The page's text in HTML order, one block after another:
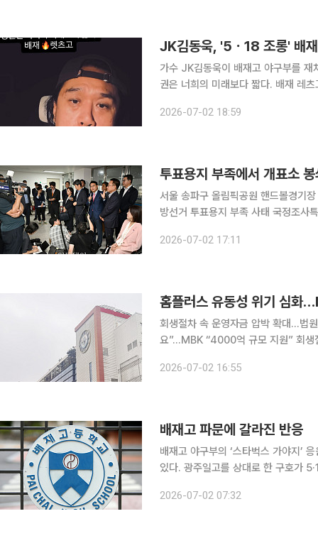
JK김동욱, '5ㆍ18 조롱' 배
가수 JK김동욱이 배재고 야구부를 재차 두둔했다. 2일 JK김동욱은 자신
권은 너희의 미래보다 짧다. 배재 레츠고
표 찍는 극좌들의 만행이자 이제는 사
2026-07-02 18:59
서울 송파구 올림픽공원 핸드볼경기장 앞에 다시 긴장
방선거 투표용지 부족 사태 국정조사
의원들의 이동 경로를 막아섰고, 현장
2026-07-02 17:11
홈플러스 유동성 위기 심화
회생절차 속 운영자금 압박 확대…법
요”…MBK “4000억 규모 지원” 회생절차 진행 중인 홈플러스의 자금난이 깊어지고 있다. 최대주주
쏠린다. 2일 유통·투자은행(IB)업
2026-07-02 16:55
배재고 파문에 갈라진 반응
배재고 야구부의 ‘스타벅스 가야지’
있다. 광주일고를 상대로 한 구호가
면 일각에서는 미성년 학생 선수들에
2026-07-02 07:32